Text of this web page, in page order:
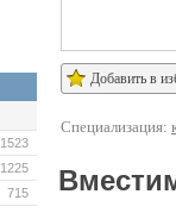
1523
1225
715
Добавить в
Специализация: